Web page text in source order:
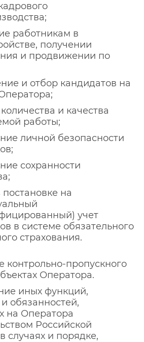
работникам в
получении
и продвижении по
и отбор кандидатов на
и качества
работы;
личной безопасности
сохранности
постановке на
учет
в системе обязательного
страхования.
контрольно-пропускного
Оператора.
иных функций,
обязанностей,
на Оператора
Российской
случаях и порядке,